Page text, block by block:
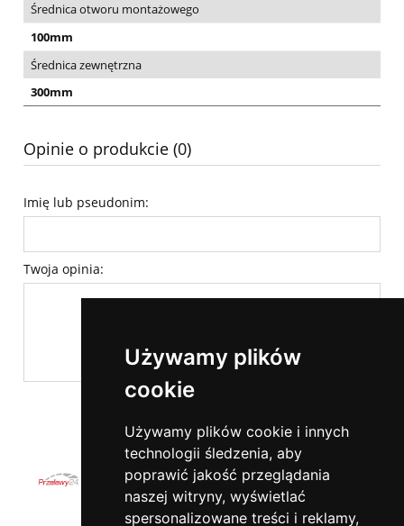
Używamy plików
cookie
Używamy plików cookie i innych
technologii śledzenia, aby
poprawić jakość przeglądania
naszej witryny, wyświetlać
spersonalizowane treści i reklamy,
Średnica otworu montażowego
100mm
Średnica zewnętrzna
300mm
Opinie o produkcie (0)
Imię lub pseudonim:
Twoja opinia:
Pomoc